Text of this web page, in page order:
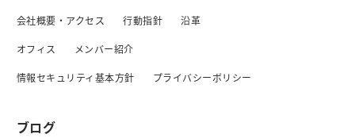
会社概要・アクセス 行動指針 沿革
オフィス メンバー紹介
情報セキュリティ基本方針 プライバシーボリシー
ブログ